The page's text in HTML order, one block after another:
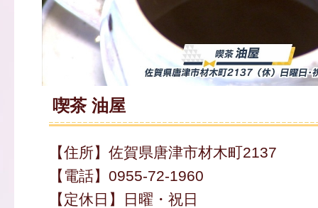
喫茶 油屋
【住所】佐賀県唐津市材木町2137
【電話】0955-72-1960
【定休日】日曜・祝日